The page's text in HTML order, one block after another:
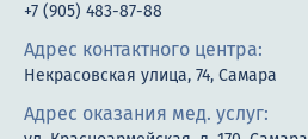
+7 (905) 483-87-88
Адрес контактного центра:
Некрасовская улица, 74, Самара
Адрес оказания мед. услуг: